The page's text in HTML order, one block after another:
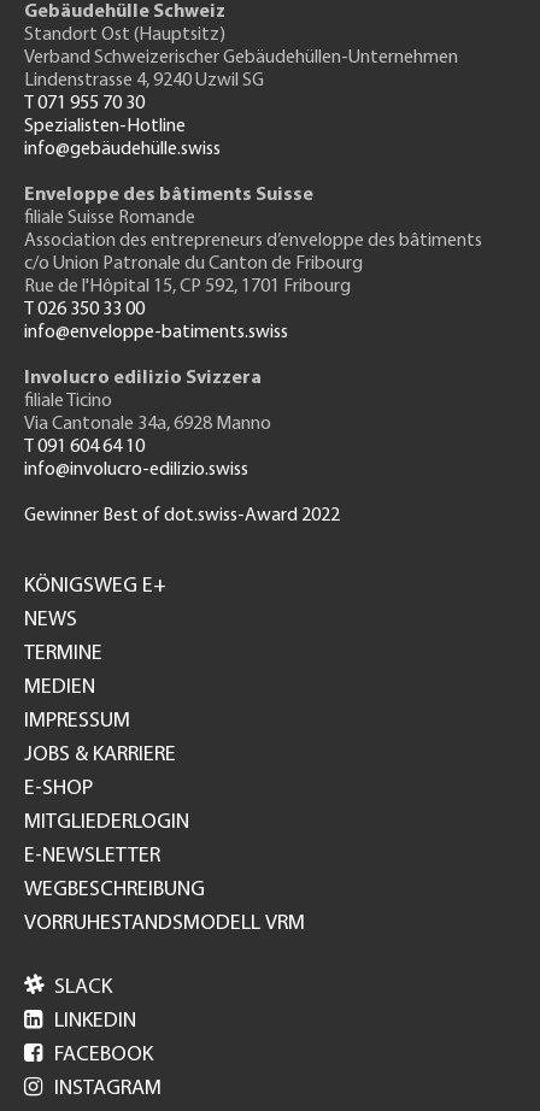
Gebäudehülle Schweiz
Standort Ost (Hauptsitz)
Verband Schweizerischer Gebäudehüllen-Unternehmen
Lindenstrasse 4, 9240 Uzwil SG
T 071 955 70 30
Spezialisten-Hotline
info@gebäudehülle.swiss
Enveloppe des bâtiments Suisse
filiale Suisse Romande
Association des entrepreneurs d’enveloppe des bâtiments
c/o Union Patronale du Canton de Fribourg
Rue de l'Hôpital 15, CP 592, 1701 Fribourg
T 026 350 33 00
info@enveloppe-batiments.swiss
Involucro edilizio Svizzera
filiale Ticino
Via Cantonale 34a, 6928 Manno
T 091 604 64 10
info@involucro-edilizio.swiss
Gewinner Best of dot.swiss-Award 2022
GH
KÖNIGSWEG E+
NEWS
TERMINE
MEDIEN
IMPRESSUM
JOBS & KARRIERE
E-SHOP
MITGLIEDERLOGIN
E-NEWSLETTER
WEGBESCHREIBUNG
VORRUHESTANDSMODELL VRM
 SLACK
 LINKEDIN
 FACEBOOK
 INSTAGRAM